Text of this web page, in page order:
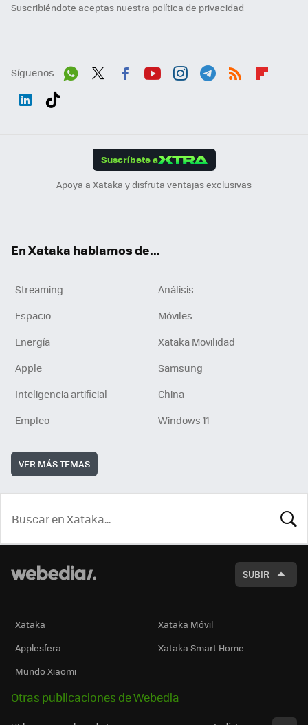
Suscribiéndote aceptas nuestra política de privacidad
Síguenos
Suscríbete a
Apoya a Xataka y disfruta ventajas exclusivas
En Xataka hablamos de...
Streaming
Análisis
Espacio
Móviles
Energía
Xataka Movilidad
Apple
Samsung
Inteligencia artificial
China
Empleo
Windows 11
VER MÁS TEMAS
SUBIR
Xataka
Xataka Móvil
Applesfera
Xataka Smart Home
Mundo Xiaomi
Otras publicaciones de Webedia